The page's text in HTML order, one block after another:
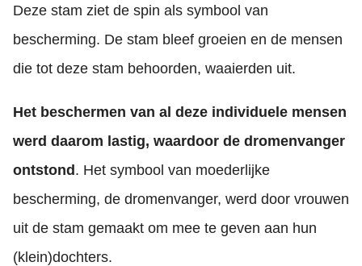
Deze stam ziet de spin als symbool van
bescherming. De stam bleef groeien en de mensen
die tot deze stam behoorden, waaierden uit.
Het beschermen van al deze individuele mensen
werd daarom lastig, waardoor de dromenvanger
ontstond. Het symbool van moederlijke
bescherming, de dromenvanger, werd door vrouwen
uit de stam gemaakt om mee te geven aan hun
(klein)dochters.